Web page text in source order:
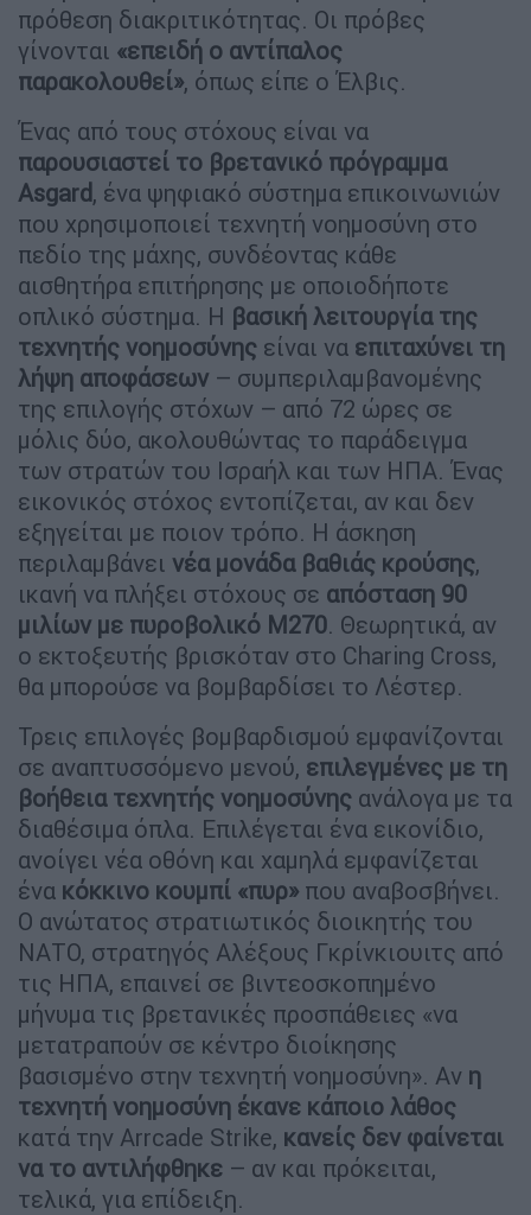
πρόθεση διακριτικότητας. Οι πρόβες
γίνονται «επειδή ο αντίπαλος
παρακολουθεί», όπως είπε ο Έλβις.
Ένας από τους στόχους είναι να
παρουσιαστεί το βρετανικό πρόγραμμα
Asgard, ένα ψηφιακό σύστημα επικοινωνιών
που χρησιμοποιεί τεχνητή νοημοσύνη στο
πεδίο της μάχης, συνδέοντας κάθε
αισθητήρα επιτήρησης με οποιοδήποτε
οπλικό σύστημα. Η βασική λειτουργία της
τεχνητής νοημοσύνης είναι να επιταχύνει τη
λήψη αποφάσεων – συμπεριλαμβανομένης
της επιλογής στόχων – από 72 ώρες σε
μόλις δύο, ακολουθώντας το παράδειγμα
των στρατών του Ισραήλ και των ΗΠΑ. Ένας
εικονικός στόχος εντοπίζεται, αν και δεν
εξηγείται με ποιον τρόπο. Η άσκηση
περιλαμβάνει νέα μονάδα βαθιάς κρούσης,
ικανή να πλήξει στόχους σε απόσταση 90
μιλίων με πυροβολικό M270. Θεωρητικά, αν
ο εκτοξευτής βρισκόταν στο Charing Cross,
θα μπορούσε να βομβαρδίσει το Λέστερ.
Τρεις επιλογές βομβαρδισμού εμφανίζονται
σε αναπτυσσόμενο μενού, επιλεγμένες με τη
βοήθεια τεχνητής νοημοσύνης ανάλογα με τα
διαθέσιμα όπλα. Επιλέγεται ένα εικονίδιο,
ανοίγει νέα οθόνη και χαμηλά εμφανίζεται
ένα κόκκινο κουμπί «πυρ» που αναβοσβήνει.
Ο ανώτατος στρατιωτικός διοικητής του
ΝΑΤΟ, στρατηγός Αλέξους Γκρίνκιουιτς από
τις ΗΠΑ, επαινεί σε βιντεοσκοπημένο
μήνυμα τις βρετανικές προσπάθειες «να
μετατραπούν σε κέντρο διοίκησης
βασισμένο στην τεχνητή νοημοσύνη». Αν η
τεχνητή νοημοσύνη έκανε κάποιο λάθος
κατά την Arrcade Strike, κανείς δεν φαίνεται
να το αντιλήφθηκε – αν και πρόκειται,
τελικά, για επίδειξη.